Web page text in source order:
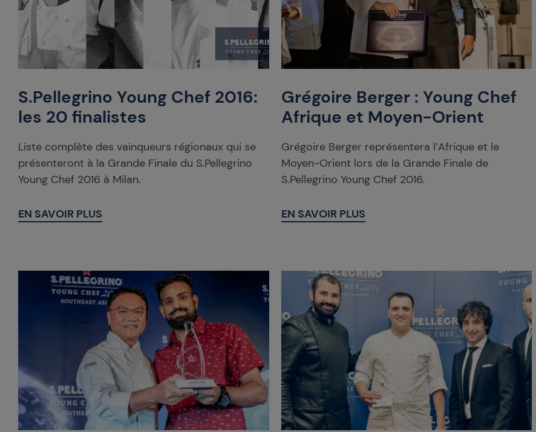
S.Pellegrino Young Chef 2016:
les 20 finalistes
Liste complète des vainqueurs régionaux qui se
présenteront à la Grande Finale du S.Pellegrino
Young Chef 2016 à Milan.
EN SAVOIR PLUS
Grégoire Berger : Young Chef
Afrique et Moyen-Orient
Grégoire Berger représentera l’Afrique et le
Moyen-Orient lors de la Grande Finale de
S.Pellegrino Young Chef 2016.
EN SAVOIR PLUS